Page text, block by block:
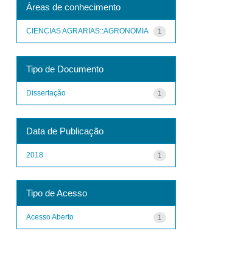
Áreas de conhecimento
1
CIENCIAS AGRARIAS::AGRONOMIA
Tipo de Documento
1
Dissertação
Data de Publicação
1
2018
Tipo de Acesso
1
Acesso Aberto